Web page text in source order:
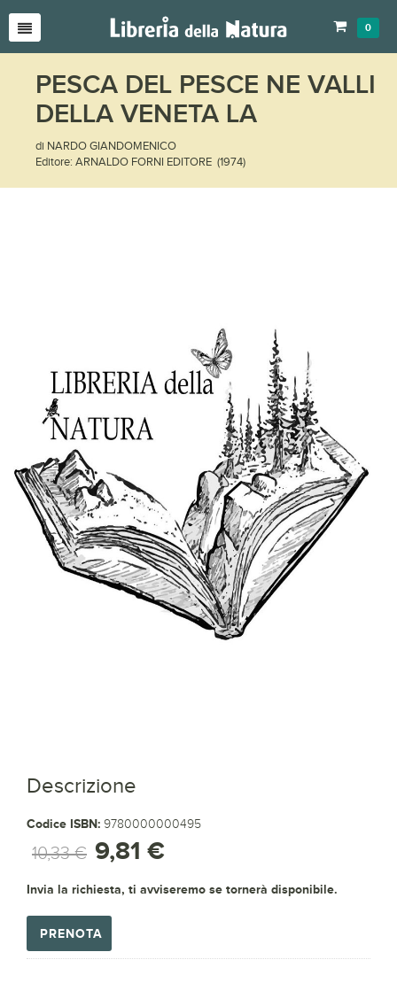
0
PESCA DEL PESCE NE VALLI
DELLA VENETA LA
di NARDO GIANDOMENICO
Editore: ARNALDO FORNI EDITORE (1974)
Descrizione
Codice ISBN: 9780000000495
10,33 € 9,81 €
Invia la richiesta, ti avviseremo se tornerà disponibile.
PRENOTA